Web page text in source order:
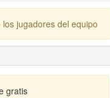
jugadores del equipo
gratis